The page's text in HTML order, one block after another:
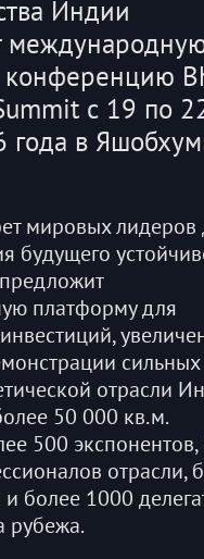
Индии
конференцию
с 19 по
года в
мировых лидеров
будущего
платформу для
сильных
отрасли
50 000 кв.м.
500
отрасли,
более 1000
рубежа.